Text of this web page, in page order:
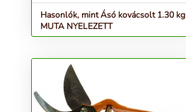
Hasonlók, mint Ásó kovácsolt 1.30 kg
MUTA NYELEZETT